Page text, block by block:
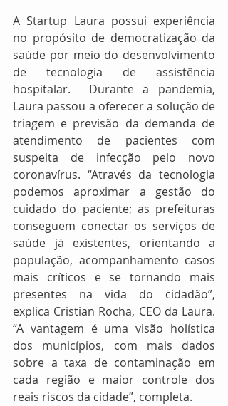
A Startup Laura possui experiência
no propósito de democratização da
saúde por meio do desenvolvimento
de tecnologia de assistência
hospitalar.  Durante a pandemia,
Laura passou a oferecer a solução de
triagem e previsão da demanda de
atendimento de pacientes com
suspeita de infecção pelo novo
coronavírus. “Através da tecnologia
podemos aproximar a gestão do
cuidado do paciente; as prefeituras
conseguem conectar os serviços de
saúde já existentes, orientando a
população, acompanhamento casos
mais críticos e se tornando mais
presentes na vida do cidadão”,
explica Cristian Rocha, CEO da Laura.
“A vantagem é uma visão holística
dos municípios, com mais dados
sobre a taxa de contaminação em
cada região e maior controle dos
reais riscos da cidade”, completa.